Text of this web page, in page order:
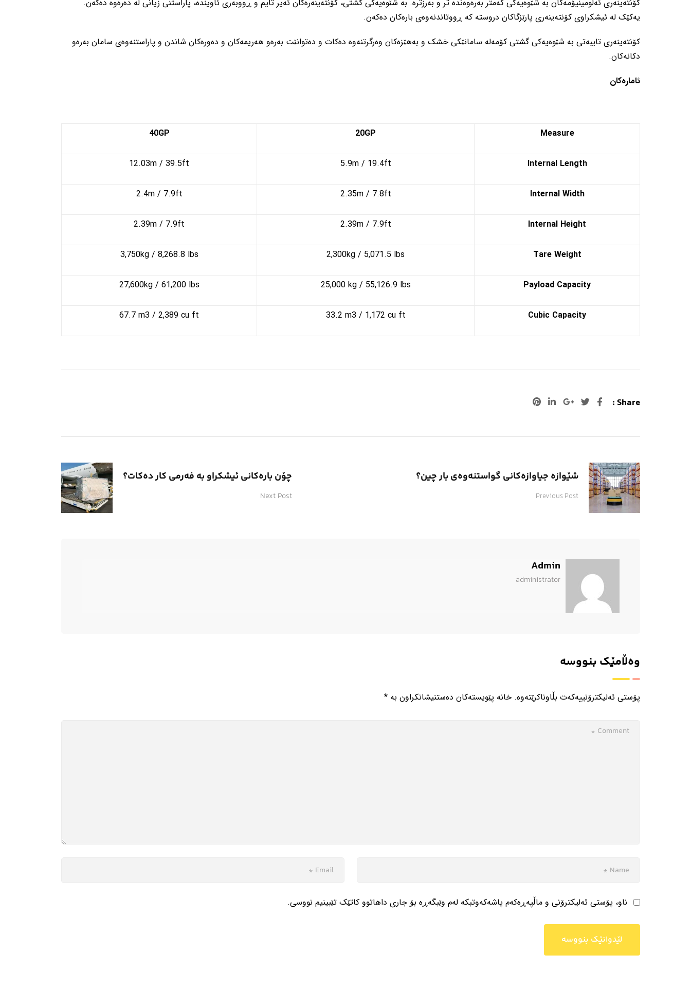
کۆنتەینەری ئەلومینیۆمەکان بە شێوەیەکی کەمتر بەرەوەندە تر و بەرزترە. بە شێوەیەکی گشتی، کۆنتەینەرەکان ئەیر تایم و ڕووبەری ئاویندە، پاراستنی زیانی لە دەرەوە دەكەن.
یەکێک لە ئیشکراوی کۆنتەینەری پارێزگاکان دروستە کە ڕووتاندنەوەی بارەکان دەکەن.
کۆنتەینەری تایبەتی بە شێوەیەکی گشتی کۆمەلە سامانێکی خشک و بەهێزەکان وەرگرتنەوە دەکات و دەتوانێت بەرەو هەریمەکان و دەورەکان شاندن و پاراستنەوەی سامان بەرەو
دکانەکان.
ئامارەکان
Measure
20GP
40GP
Internal Length
5.9m / 19.4ft
​12.03m / 39.5ft
​Internal Width
2.35m / 7.8ft
​2.4m / 7.9ft
Internal Height
​2.39m / 7.9ft
​2.39m / 7.9ft
Tare Weight
​2,300kg / 5,071.5 lbs
​3,750kg / 8,268.8 lbs
Payload Capacity
25,000 kg / 55,126.9 lbs​
​27,600kg / 61,200 lbs
Cubic Capacity
​33.2 m3 / 1,172 cu ft
​67.7 m3 / 2,389 cu ft
Share :
Google+
LinkedIn
Pinterest
شێوازە جیاوازەکانی گواستنەوەی بار چین؟
Previous Post
چۆن بارەکانی ئیشکراو بە فەرمی کار دەکات؟
Next Post
Admin
administrator
وەڵامێک بنووسە
پۆستی ئەلیکترۆنییەکەت بڵاوناکرێتەوە. خانە پێویستەکان دەستنیشانکراون بە *
ناو، پۆستی ئەلیکترۆنی و ماڵپەڕەکەم پاشەکەوتبکە لەم وێبگەڕە بۆ جاری داهاتوو کاتێک تێبینیم نووسی.